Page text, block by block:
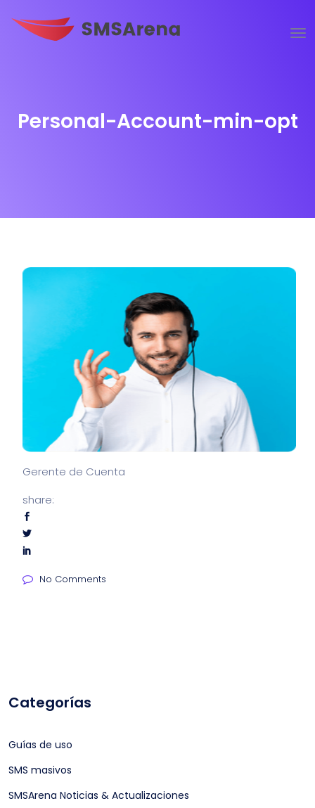
Personal-Account-min-opt
Gerente de Cuenta
share:
No Comments
Categorías
Guías de uso
SMS masivos
SMSArena Noticias & Actualizaciones